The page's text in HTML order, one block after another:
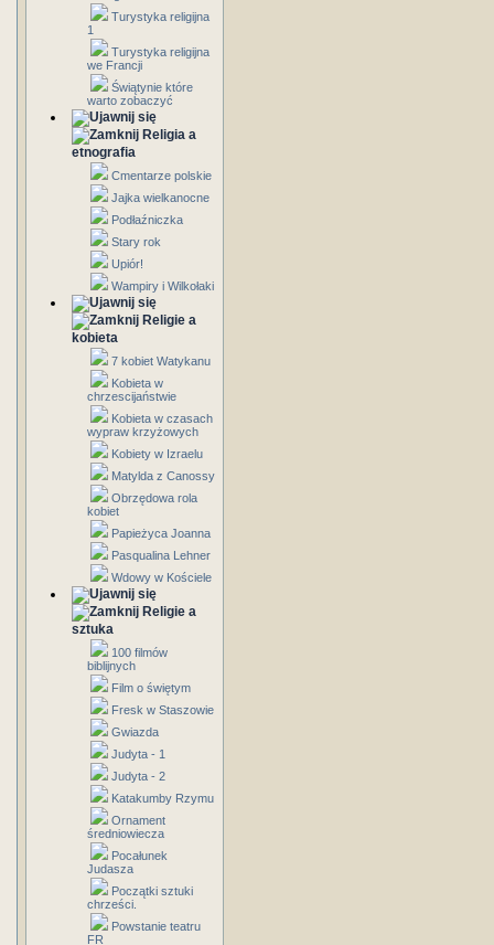
Turystyka religijna
1
Turystyka religijna
we Francji
Świątynie które
warto zobaczyć
Religia a
etnografia
Cmentarze polskie
Jajka wielkanocne
Podłaźniczka
Stary rok
Upiór!
Wampiry i Wilkołaki
Religie a
kobieta
7 kobiet Watykanu
Kobieta w
chrzescijaństwie
Kobieta w czasach
wypraw krzyżowych
Kobiety w Izraelu
Matylda z Canossy
Obrzędowa rola
kobiet
Papieżyca Joanna
Pasqualina Lehner
Wdowy w Kościele
Religie a
sztuka
100 filmów
biblijnych
Film o świętym
Fresk w Staszowie
Gwiazda
Judyta - 1
Judyta - 2
Katakumby Rzymu
Ornament
średniowiecza
Pocałunek
Judasza
Początki sztuki
chrześci.
Powstanie teatru
FR